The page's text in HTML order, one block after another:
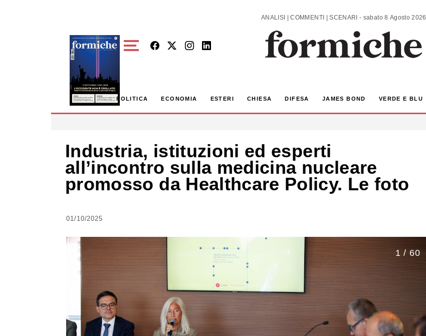
ANALISI | COMMENTI | SCENARI - sabato 8 Agosto 2026
POLITICA ECONOMIA ESTERI CHIESA DIFESA JAMES BOND VERDE E BLU
Industria, istituzioni ed esperti
all’incontro sulla medicina nucleare
promosso da Healthcare Policy. Le foto
01/10/2025
1 / 60